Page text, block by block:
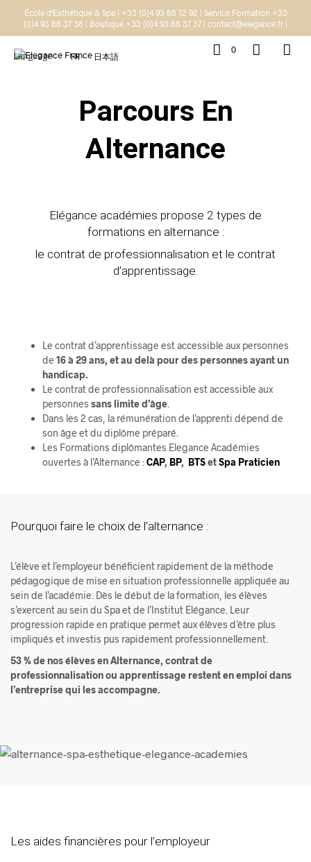
École d'Esthétique & Spa | +33 (0)4 93 88 12 92 | Service Formation +33
(0)4 93 88 37 38 | Boutique +33 (0)4 93 88 37 37 | contact@elegance.fr |
Language : FR 日本語
0
Parcours En
Alternance
Elégance académies propose 2 types de
formations en alternance :
le contrat de professionnalisation et le contrat
d’apprentissage.
Le contrat d’apprentissage est accessible aux personnes
de 16 à 29 ans, et au delà pour des personnes ayant un
handicap.
Le contrat de professionnalisation est accessible aux
personnes sans limite d’âge.
Dans les 2 cas, la rémunération de l’apprenti dépend de
son âge et du diplôme préparé.
Les Formations diplômantes Elegance Académies
ouvertes à l’Alternance :CAP, BP, BTSetSpa Praticien
Pourquoi faire le choix de l’alternance :
L’élève et l’employeur bénéficient rapidement de la méthode
pédagogique de mise en situation professionnelle appliquée au
sein de l’académie. Dès le début de la formation, les élèves
s’exercent au sein du Spa et de l’Institut Elégance. Leur
progression rapide en pratique permet aux élèves d’être plus
impliqués et investis pus rapidement professionnellement.
53 % de nos élèves en Alternance, contrat de
professionnalisation ou apprentissage restent en emploi dans
l’entreprise qui les accompagne.
Les aides financières pour l’employeur